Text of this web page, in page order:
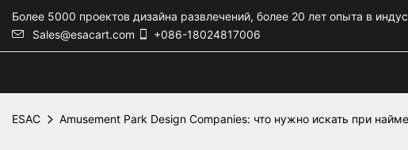
Более 5000 проектов дизайна развлечений, более 20 лет опыта в
Sales@esacart.com
+086-18024817006
ESAC Amusement Park Design Companies: что нужно искать при